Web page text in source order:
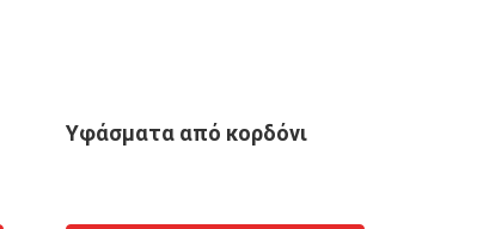
Φωτισμός δρόμου με LED